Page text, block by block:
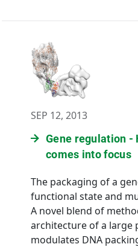
SEP 12, 2013
Gene regulation -
comes into focus
The packaging of a
functional state and
A novel blend of
architecture of a large
modulates DNA